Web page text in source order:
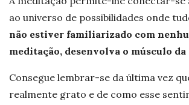
ao universo de possibilidades onde
não estiver familiarizado com
meditação, desenvolva o músculo
Consegue lembrar-se da última vez
realmente grato e de como esse